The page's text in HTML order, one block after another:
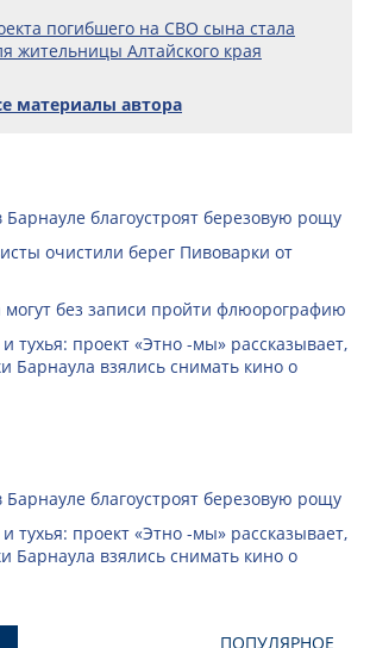
погибшего на СВО сына стала
жительницы Алтайского края
материалы автора
благоустроят березовую рощу
очистили берег Пивоварки от
без записи пройти флюорографию
тухья: проект «Этно -мы» рассказывает,
Барнаула взялись снимать кино о
благоустроят березовую рощу
тухья: проект «Этно -мы» рассказывает,
Барнаула взялись снимать кино о
ПОПУЛЯРНОЕ